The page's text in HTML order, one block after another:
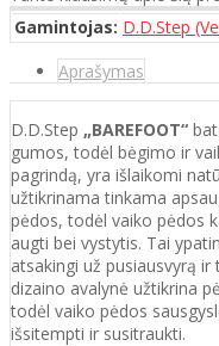
Gamintojas: D.D.Step
Aprašymas
D.D.Step „BAREFOOT“
gumos, todėl bėgimo ir
pagrindą, yra išlaikomi
užtikrinama tinkama
pėdos, todėl vaiko pėdos
augti bei vystytis. Tai
atsakingi už pusiausvyrą
dizaino avalynė užtikrina
todėl vaiko pėdos
išsitempti ir susitraukti.